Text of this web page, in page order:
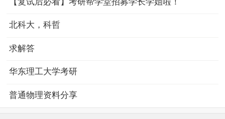
北科大，科哲
求解答
华东理工大学考研
普通物理资料分享